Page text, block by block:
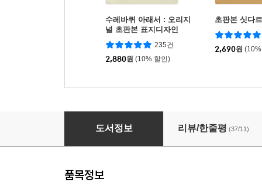
수레바퀴 아래서 : 오리지
널 초판본 표지디자인
235건
2,880원 (10% 할인)
초판본 싯다
2,690원
매일 읽는 헤르만 헤세
도서정보 리뷰/한줄평 (37/11)
품목정보